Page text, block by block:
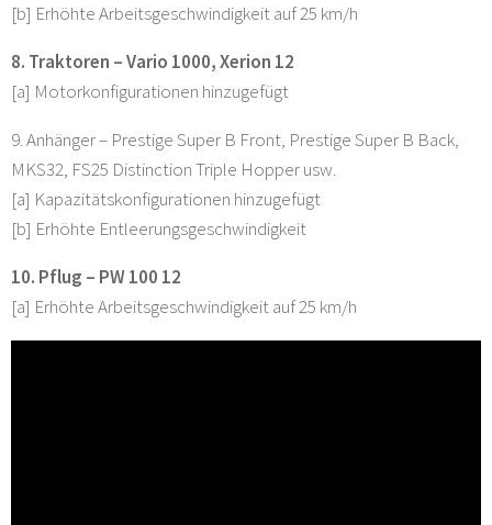
[b] Erhöhte Arbeitsgeschwindigkeit auf 25 km/h
8. Traktoren – Vario 1000, Xerion 12
[a] Motorkonfigurationen hinzugefügt
9. Anhänger – Prestige Super B Front, Prestige Super B Back,
MKS32, FS25 Distinction Triple Hopper usw.
[a] Kapazitätskonfigurationen hinzugefügt
[b] Erhöhte Entleerungsgeschwindigkeit
10. Pflug – PW 100 12
[a] Erhöhte Arbeitsgeschwindigkeit auf 25 km/h